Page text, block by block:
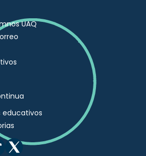
UAQ
educativos